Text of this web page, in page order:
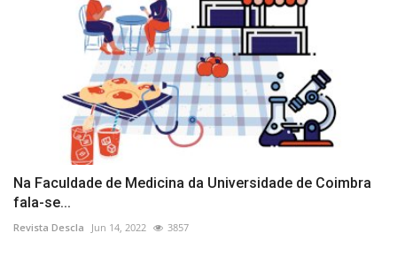
Na Faculdade de Medicina da Universidade de Coimbra
fala-se...
Revista Descla Jun 14, 2022 3857